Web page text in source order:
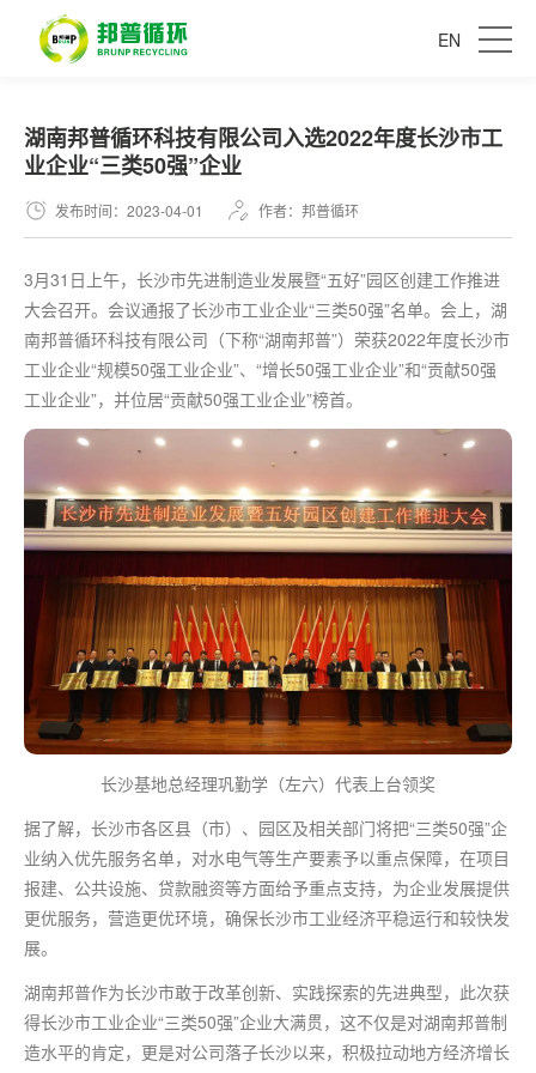
EN
湖南邦普循环科技有限公司入选2022年度长沙市工
业企业“三类50强”企业
发布时间：2023-04-01 作者：邦普循环
3月31日上午，长沙市先进制造业发展暨“五好”园区创建工作推进
大会召开。会议通报了长沙市工业企业“三类50强”名单。会上，湖
南邦普循环科技有限公司（下称“湖南邦普”）荣获2022年度长沙市
工业企业“规模50强工业企业”、“增长50强工业企业”和“贡献50强
工业企业”，并位居“贡献50强工业企业”榜首。
长沙基地总经理巩勤学（左六）代表上台领奖
据了解，长沙市各区县（市）、园区及相关部门将把“三类50强”企
业纳入优先服务名单，对水电气等生产要素予以重点保障，在项目
报建、公共设施、贷款融资等方面给予重点支持，为企业发展提供
更优服务，营造更优环境，确保长沙市工业经济平稳运行和较快发
展。
湖南邦普作为长沙市敢于改革创新、实践探索的先进典型，此次获
得长沙市工业企业“三类50强”企业大满贯，这不仅是对湖南邦普制
造水平的肯定，更是对公司落子长沙以来，积极拉动地方经济增长